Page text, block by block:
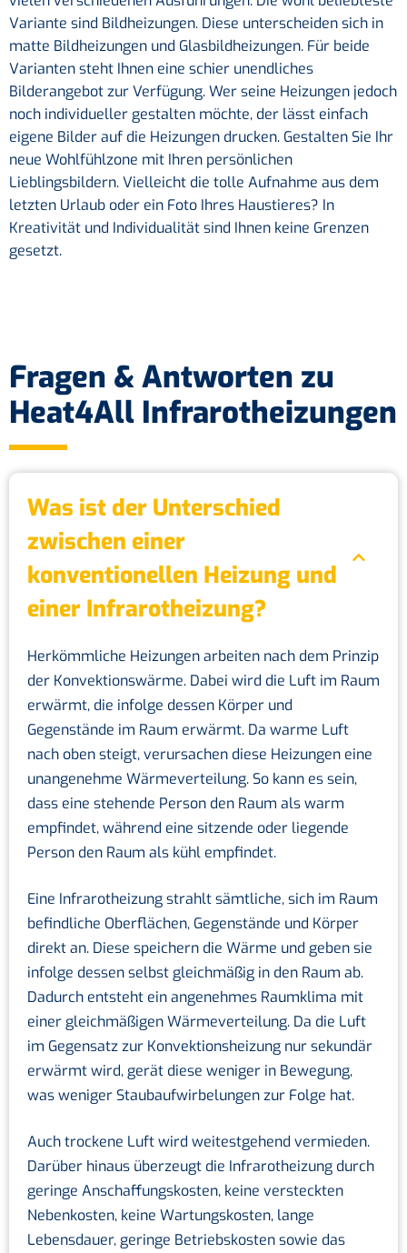
Variante sind Bildheizungen. Diese unterscheiden sich in
matte Bildheizungen und Glasbildheizungen. Für beide
Varianten steht Ihnen eine schier unendliches
Bilderangebot zur Verfügung. Wer seine Heizungen jedoch
noch individueller gestalten möchte, der lässt einfach
eigene Bilder auf die Heizungen drucken. Gestalten Sie Ihr
neue Wohlfühlzone mit Ihren persönlichen
Lieblingsbildern. Vielleicht die tolle Aufnahme aus dem
letzten Urlaub oder ein Foto Ihres Haustieres? In
Kreativität und Individualität sind Ihnen keine Grenzen
gesetzt.
Fragen & Antworten zu
Heat4All Infrarotheizungen
Was ist der Unterschied
zwischen einer
konventionellen Heizung und
einer Infrarotheizung?
Herkömmliche Heizungen arbeiten nach dem Prinzip
der Konvektionswärme. Dabei wird die Luft im Raum
erwärmt, die infolge dessen Körper und
Gegenstände im Raum erwärmt. Da warme Luft
nach oben steigt, verursachen diese Heizungen eine
unangenehme Wärmeverteilung. So kann es sein,
dass eine stehende Person den Raum als warm
empfindet, während eine sitzende oder liegende
Person den Raum als kühl empfindet.
Eine Infrarotheizung strahlt sämtliche, sich im Raum
befindliche Oberflächen, Gegenstände und Körper
direkt an. Diese speichern die Wärme und geben sie
infolge dessen selbst gleichmäßig in den Raum ab.
Dadurch entsteht ein angenehmes Raumklima mit
einer gleichmäßigen Wärmeverteilung. Da die Luft
im Gegensatz zur Konvektionsheizung nur sekundär
erwärmt wird, gerät diese weniger in Bewegung,
was weniger Staubaufwirbelungen zur Folge hat.
Auch trockene Luft wird weitestgehend vermieden.
Darüber hinaus überzeugt die Infrarotheizung durch
geringe Anschaffungskosten, keine versteckten
Nebenkosten, keine Wartungskosten, lange
Lebensdauer, geringe Betriebskosten sowie das